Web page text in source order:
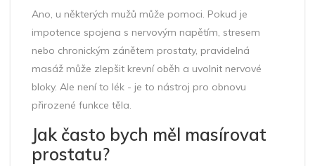
Ano, u některých mužů může pomoci. Pokud je
impotence spojena s nervovým napětím, stresem
nebo chronickým zánětem prostaty, pravidelná
masáž může zlepšit krevní oběh a uvolnit nervové
bloky. Ale není to lék - je to nástroj pro obnovu
přirozené funkce těla.
Jak často bych měl masírovat
prostatu?